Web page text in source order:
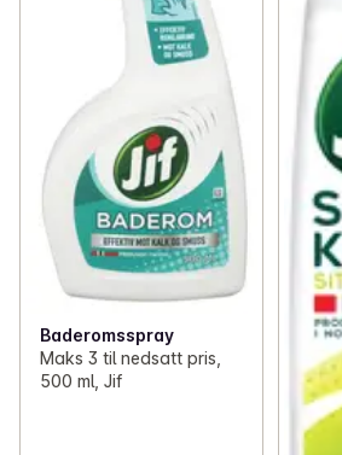
Baderomsspray
Maks 3 til nedsatt pris,
500 ml, Jif